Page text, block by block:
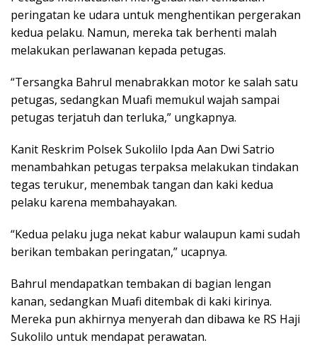
peringatan ke udara untuk menghentikan pergerakan
kedua pelaku. Namun, mereka tak berhenti malah
melakukan perlawanan kepada petugas.
“Tersangka Bahrul menabrakkan motor ke salah satu
petugas, sedangkan Muafi memukul wajah sampai
petugas terjatuh dan terluka,” ungkapnya.
Kanit Reskrim Polsek Sukolilo Ipda Aan Dwi Satrio
menambahkan petugas terpaksa melakukan tindakan
tegas terukur, menembak tangan dan kaki kedua
pelaku karena membahayakan.
“Kedua pelaku juga nekat kabur walaupun kami sudah
berikan tembakan peringatan,” ucapnya.
Bahrul mendapatkan tembakan di bagian lengan
kanan, sedangkan Muafi ditembak di kaki kirinya.
Mereka pun akhirnya menyerah dan dibawa ke RS Haji
Sukolilo untuk mendapat perawatan.